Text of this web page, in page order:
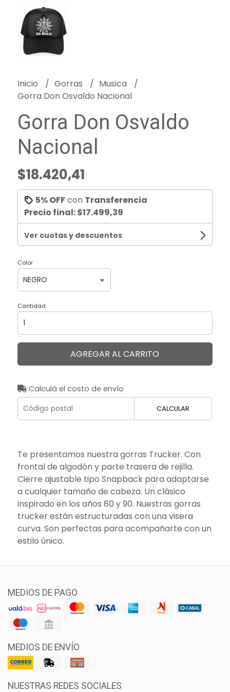
Inicio Gorras
Musica
Gorra Don Osvaldo Nacional
Gorra Don Osvaldo
Nacional
$18.420,41
5% OFFcon Transferencia
Precio final:$17.499,39
Ver cuotas y descuentos
Color
Cantidad
AGREGAR AL CARRITO
Calculá el costo de envío
CALCULAR
Te presentamos nuestra gorras Trucker. Con
frontal de algodón y parte trasera de rejilla.
Cierre ajustable tipo Snapback para adaptarse
a cualquier tamaño de cabeza. Un clásico
inspirado en los años 80 y 90. Nuestras gorras
trucker están estructuradas con una visera
curva. Son perfectas para acompañarte con un
estilo único.
MEDIOS DE PAGO
MEDIOS DE ENVÍO
NUESTRAS REDES SOCIALES